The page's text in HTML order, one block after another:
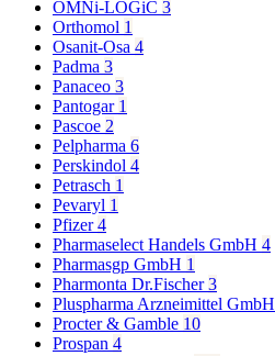
OMNi-LOGiC 3
Orthomol 1
Osanit-Osa 4
Padma 3
Panaceo 3
Pantogar 1
Pascoe 2
Pelpharma 6
Perskindol 4
Petrasch 1
Pevaryl 1
Pfizer4
Pharmaselect Handels GmbH 4
Pharmasgp GmbH 1
Pharmonta Dr.Fischer3
Pluspharma Arzneimittel GmbH
Procter & Gamble 10
Prospan 4